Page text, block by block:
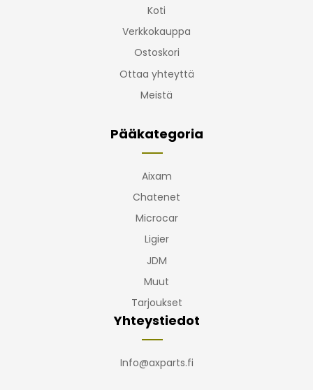
Koti
Verkkokauppa
Ostoskori
Ottaa yhteyttä
Meistä
Pääkategoria
Aixam
Chatenet
Microcar
Ligier
JDM
Muut
Tarjoukset
Yhteystiedot
Info@axparts.fi